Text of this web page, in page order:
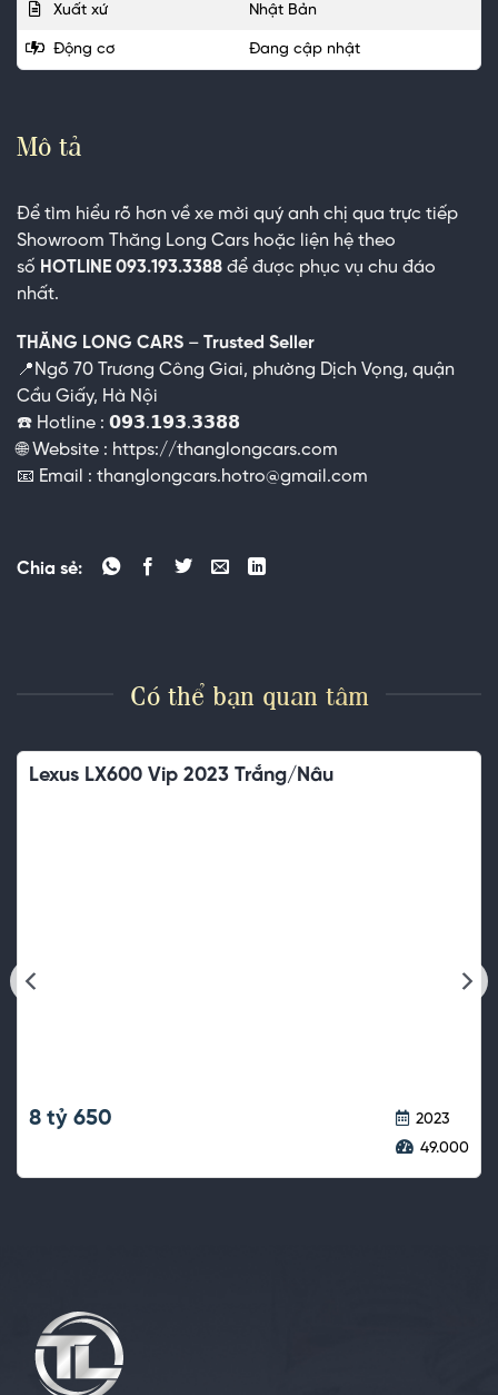
Mô tả
Để tìm hiểu rõ hơn về xe mời quý anh chị qua trực tiếp
Showroom Thăng Long Cars hoặc liện hệ theo
số HOTLINE 093.193.3388 để được phục vụ chu đáo
nhất.
THĂNG LONG CARS – Trusted Seller
📍Ngõ 70 Trương Công Giai, phường Dịch Vọng, quận
Cầu Giấy, Hà Nội
☎️ Hotline : 𝟬𝟵𝟯.𝟭𝟵𝟯.𝟯𝟯𝟴𝟴
🌐Website : https://thanglongcars.com
📧 Email : thanglongcars.hotro@gmail.com
Chia sẻ:
Xuất xứ Nhật Bản
Động cơ Đang cập nhật
Có thể bạn quan tâm
Lexus LX600 Vip 2023 Trắng/Nâu
8 tỷ 650
2023
49.000